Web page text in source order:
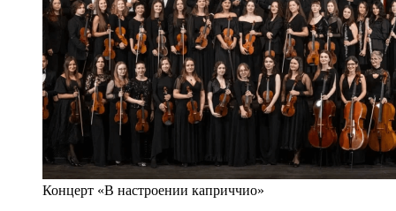
Концерт «В настроении каприччио»